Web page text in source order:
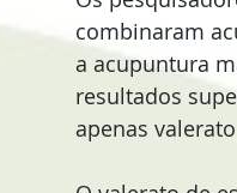
combinaram
a acupuntura
resultados
apenas